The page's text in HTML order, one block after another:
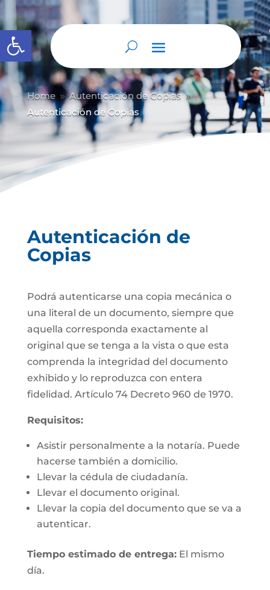
Abrir barra de herramientas
Home 9 Autenticación de Copias 9
Autenticación de Copias
Autenticación de
Copias
Podrá autenticarse una copia mecánica o
una literal de un documento, siempre que
aquella corresponda exactamente al
original que se tenga a la vista o que esta
comprenda la integridad del documento
exhibido y lo reproduzca con entera
fidelidad. Artículo 74 Decreto 960 de 1970.
Requisitos:
Asistir personalmente a la notaría. Puede
hacerse también a domicilio.
Llevar la cédula de ciudadanía.
Llevar el documento original.
Llevar la copia del documento que se va a
autenticar.
Tiempo estimado de entrega:El mismo
día.